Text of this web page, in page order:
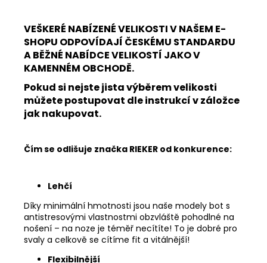
VEŠKERÉ NABÍZENÉ VELIKOSTI V NAŠEM E-
SHOPU ODPOVÍDAJÍ ČESKÉMU STANDARDU
A BĚŽNÉ NABÍDCE VELIKOSTÍ JAKO V
KAMENNÉM OBCHODĚ.
Pokud si nejste jista výběrem velikosti
můžete postupovat dle instrukcí v záložce
jak nakupovat.
Čím se odlišuje značka RIEKER od konkurence:
Lehčí
Díky minimální hmotnosti jsou naše modely bot s
antistresovými vlastnostmi obzvláště pohodlné na
nošení – na noze je téměř necítíte! To je dobré pro
svaly a celkově se cítíme fit a vitálnější!
Flexibilnější